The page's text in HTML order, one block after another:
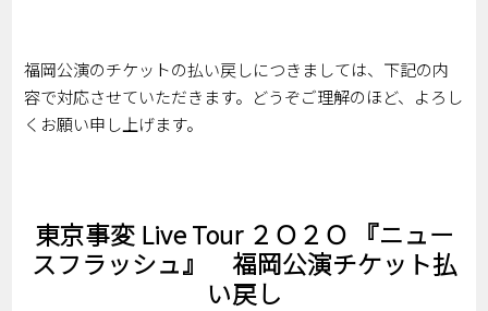
福岡公演のチケットの払い戻しにつきましては、下記の内
容で対応させていただきます。どうぞご理解のほど、よろし
くお願い申し上げます。
東京事変 Live Tour ２Ｏ２Ｏ 『ニュー
スフラッシュ』 福岡公演チケット払
い戻し